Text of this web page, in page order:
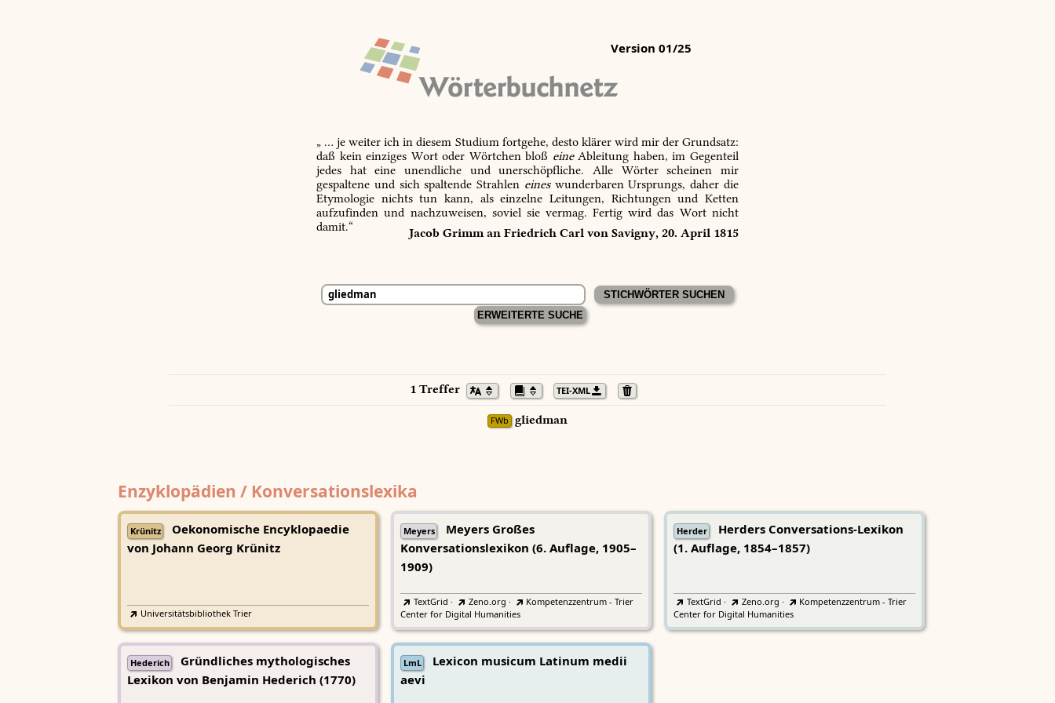
Version 01/25
„ … je weiter ich in diesem Studium fortgehe, desto klärer wird mir der Grundsatz:
daß kein einziges Wort oder Wörtchen bloß eineAbleitung haben, im Gegenteil
jedes hat eine unendliche und unerschöpfliche. Alle Wörter scheinen mir
gespaltene und sich spaltende Strahlen eineswunderbaren Ursprungs, daher die
Etymologie nichts tun kann, als einzelne Leitungen, Richtungen und Ketten
aufzufinden und nachzuweisen, soviel sie vermag. Fertig wird das Wort nicht
damit.“
Jacob Grimm an Friedrich Carl von Savigny, 20. April 1815
ERWEITERTE SUCHE
1 Treffer TEI-XML
FWb gliedman
Enzyklopädien / Konversationslexika
Krünitz
Oekonomische Encyklopaedie
von Johann Georg Krünitz
Universitätsbibliothek Trier
Meyers
Meyers Großes
Konversationslexikon (6. Auflage, 1905–
1909)
TextGrid · Zeno.org ·
Kompetenzzentrum - Trier
Center for Digital Humanities
Herder
Herders Conversations-Lexikon
(1. Auflage, 1854–1857)
TextGrid · Zeno.org ·
Kompetenzzentrum - Trier
Center for Digital Humanities
Hederich
Gründliches mythologisches
Lexikon von Benjamin Hederich (1770)
LmL
Lexicon musicum Latinum medii
aevi